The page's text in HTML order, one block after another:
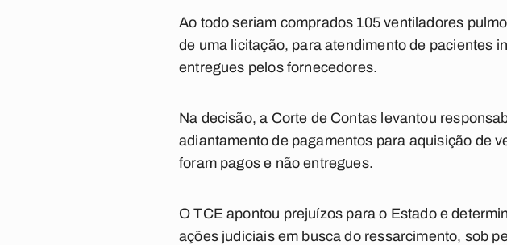
Ao todo seriam comprados 105 ventiladores
de uma licitação, para atendimento de pacientes
entregues pelos fornecedores.
Na decisão, a Corte de Contas levantou
adiantamento de pagamentos para aquisição de
foram pagos e não entregues.
OTCEapontou prejuízos para o Estado e
ações judiciais em busca do ressarcimento, sob